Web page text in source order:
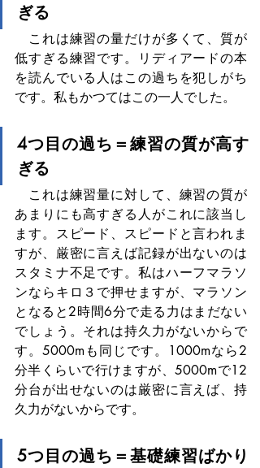
ぎる
これは練習の量だけが多くて、質が
低すぎる練習です。リディアードの本
を読んでいる人はこの過ちを犯しがち
です。私もかつてはこの一人でした。
4つ目の過ち＝練習の質が高す
ぎる
これは練習量に対して、練習の質が
あまりにも高すぎる人がこれに該当し
ます。スピード、スピードと言われま
すが、厳密に言えば記録が出ないのは
スタミナ不足です。私はハーフマラソ
ンならキロ３で押せますが、マラソン
となると2時間6分で走る力はまだない
でしょう。それは持久力がないからで
す。5000mも同じです。1000mなら2
分半くらいで行けますが、5000mで12
分台が出せないのは厳密に言えば、持
久力がないからです。
5つ目の過ち＝基礎練習ばかり